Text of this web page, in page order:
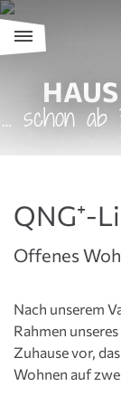
… schon ab
Offenes
QNG⁺-
Nach unserem
Rahmen
Zuhause vor,
Wohnen auf